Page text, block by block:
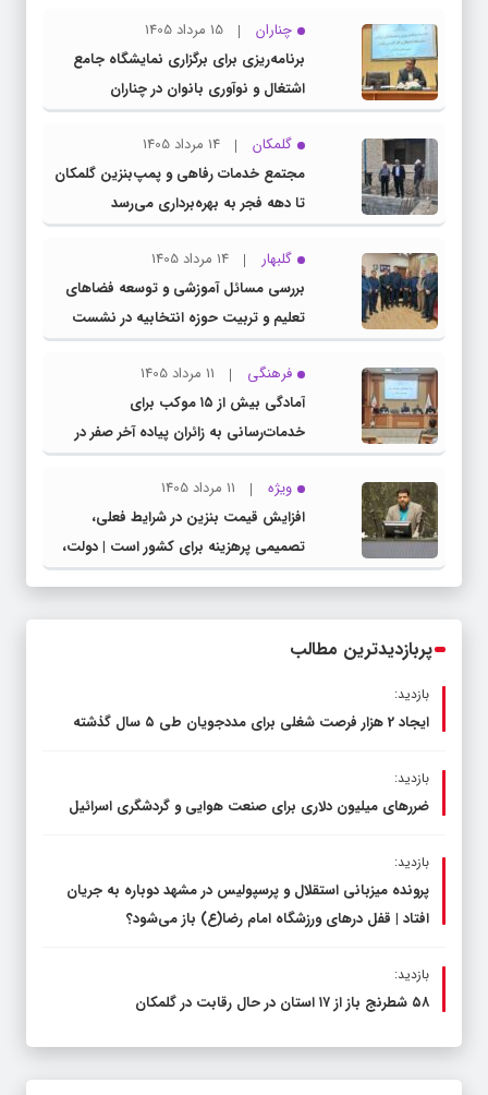
چناران
15 مرداد 1405
برنامه‌ریزی برای برگزاری نمایشگاه جامع
اشتغال و نوآوری بانوان در چناران
گلمکان
14 مرداد 1405
مجتمع خدمات رفاهی و پمپ‌بنزین گلمکان
تا دهه فجر به بهره‌برداری می‌رسد
گلبهار
14 مرداد 1405
بررسی مسائل آموزشی و توسعه فضاهای
تعلیم و تربیت حوزه انتخابیه در نشست
مشترک عضو کمیسیون آموزش مجلس با
مدیرکل آموزش و پرورش خراسان رضوی
فرهنگی
11 مرداد 1405
آمادگی بیش از ۱۵ موکب برای
خدمات‌رسانی به زائران پیاده آخر صفر در
شهرستان چناران
ویژه
11 مرداد 1405
افزایش قیمت بنزین در شرایط فعلی،
تصمیمی پرهزینه برای کشور است | دولت،
قاچاق سوخت و عوامل اصلی ناترازی را
پربازدیدترین مطالب
بازدید:
ایجاد 2 هزار فرصت شغلی برای مددجویان طی ۵ سال گذشته
بازدید:
ضررهای میلیون دلاری برای صنعت هوایی و گردشگری اسرائیل
بازدید:
پرونده میزبانی استقلال و پرسپولیس در مشهد دوباره به جریان
افتاد | قفل در‌های ورزشگاه امام رضا(ع) باز می‌شود؟
بازدید:
۵۸ شطرنج‌ باز از ۱۷ استان در حال رقابت در گلمکان